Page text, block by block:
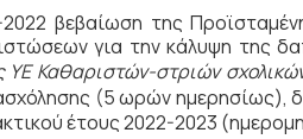
βεβαίωση της
για την κάλυψη της
ΥΕ Καθαριστών-στριών
(5 ωρών ημερησίως),
έτους 2022-2023